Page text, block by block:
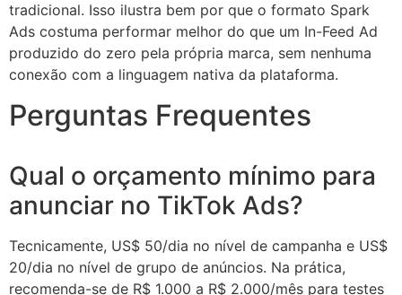
tradicional. Isso ilustra bem por que o formato Spark
Ads costuma performar melhor do que um In-Feed Ad
produzido do zero pela própria marca, sem nenhuma
conexão com a linguagem nativa da plataforma.
Perguntas Frequentes
Qual o orçamento mínimo para
anunciar no TikTok Ads?
Tecnicamente, US$ 50/dia no nível de campanha e US$
20/dia no nível de grupo de anúncios. Na prática,
recomenda-se de R$ 1.000 a R$ 2.000/mês para testes